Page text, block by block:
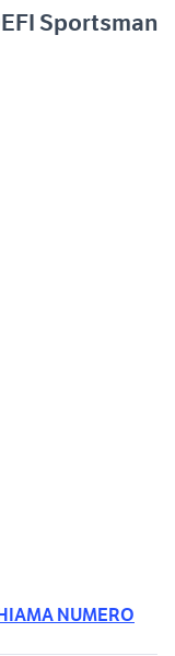
Sportsman
NUMERO